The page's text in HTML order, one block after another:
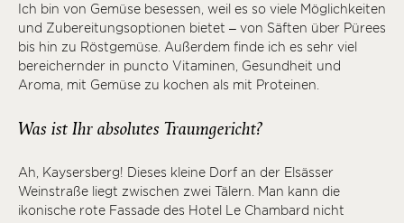
Ich bin von Gemüse besessen, weil es so viele Möglichkeiten
und Zubereitungsoptionen bietet – von Säften über Pürees
bis hin zu Röstgemüse. Außerdem finde ich es sehr viel
bereichernder in puncto Vitaminen, Gesundheit und
Aroma, mit Gemüse zu kochen als mit Proteinen.
Was ist Ihr absolutes Traumgericht?
Ah, Kaysersberg! Dieses kleine Dorf an der Elsässer
Weinstraße liegt zwischen zwei Tälern. Man kann die
ikonische rote Fassade des Hotel Le Chambard nicht